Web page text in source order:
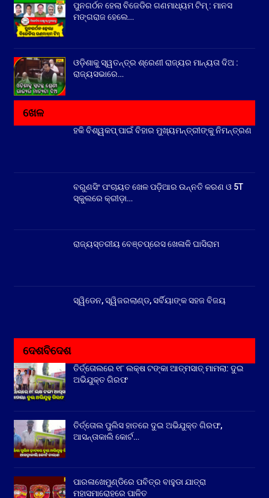
ପୁନଗର୍ଠନ ହେଲା ବିଜେଡିର ଗଣମାଧ୍ୟମ ଟିମ୍ : ମାନସ
ମଙ୍ଗରାଜ ହେଲେ…
ଓଡ଼ିଶାକୁ ସ୍ୱତନ୍ତ୍ର ଶ୍ରେଣୀ ରାଜ୍ୟର ମାନ୍ୟତା ଦିଅ :
ରାଜ୍ୟସଭାରେ…
ଖେଳ
ହକି ବିଶ୍ୱକପ୍ ପାଇଁ ବିହାର ମୁଖ୍ୟମନ୍ତ୍ରୀଙ୍କୁ ନିମନ୍ତ୍ରଣ
ବରୁଣସିଂ ପଂଚାୟତ ଖେଳ ପଡ଼ିଆର ଉନ୍ନତି କରଣ ଓ 5T
ସ୍କୁଲରେ କ୍ରୀଡ଼ା…
ରାଜ୍ୟସ୍ତରୀୟ ବେଞ୍ଚପ୍ରେସ ଖେଳାଳି ଘାସିରାମ
ସ୍ୱିଡେନ, ସ୍ୱିଜରଲାଣ୍ଡ, ସର୍ବିୟାଙ୍କ ସହଜ ବିଜୟ
ଦେଶବିଦେଶ
ତିର୍ତ୍ତୋଲରେ ୧୮ ଲକ୍ଷ ଟଙ୍କା ଆତ୍ମସାତ୍ ମାମଲା: ଦୁଇ
ଅଭିଯୁକ୍ତ ଗିରଫ
ତିର୍ତ୍ତୋଲ ପୁଲିସ ହାତରେ ଦୁଇ ଅଭିଯୁକ୍ତ ଗିରଫ,
ଆସନ୍ତାକାଲି କୋର୍ଟ…
ପାରଳାଖେମୁଣ୍ଡିରେ ପବିତ୍ର ବାହୁଡା ଯାତ୍ରା
ମହାସମାରୋହରେ ପାଳିତ